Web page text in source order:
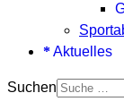
Aktuelles
Suchen